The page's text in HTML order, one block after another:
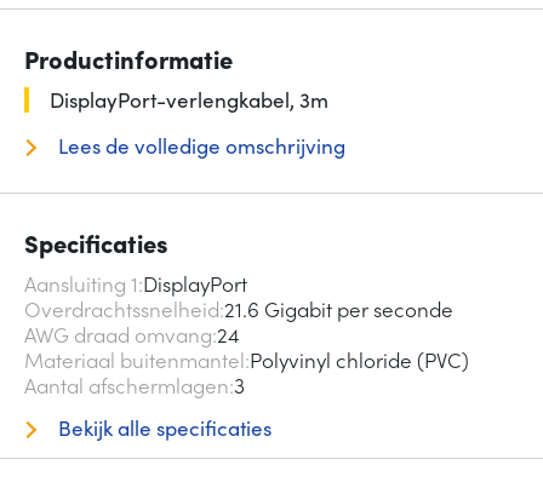
Productinformatie
DisplayPort-verlengkabel, 3m
Lees de volledige omschrijving
Specificaties
Aansluiting 1 DisplayPort
Overdrachtssnelheid 21.6 Gigabit per seconde
AWG draad omvang 24
Materiaal buitenmantel Polyvinyl chloride (PVC)
Aantal afschermlagen 3
Bekijk alle specificaties